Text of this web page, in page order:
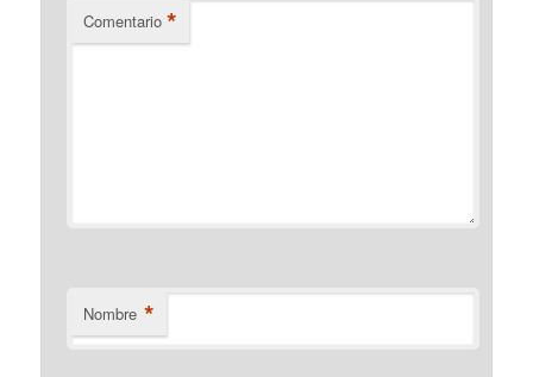
Comentario *
Nombre *